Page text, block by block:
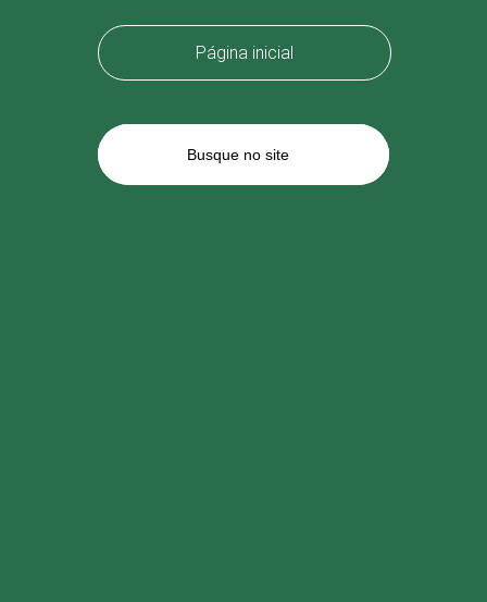
Página inicial